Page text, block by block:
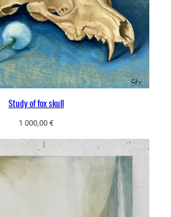
Study of fox skull
1 000,00 €